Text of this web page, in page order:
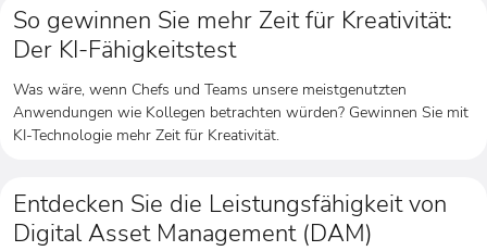
So gewinnen Sie mehr Zeit für Kreativität:
Der KI-Fähigkeitstest
Was wäre, wenn Chefs und Teams unsere meistgenutzten
Anwendungen wie Kollegen betrachten würden? Gewinnen Sie mit
KI-Technologie mehr Zeit für Kreativität.
Entdecken Sie die Leistungsfähigkeit von
Digital Asset Management (DAM)